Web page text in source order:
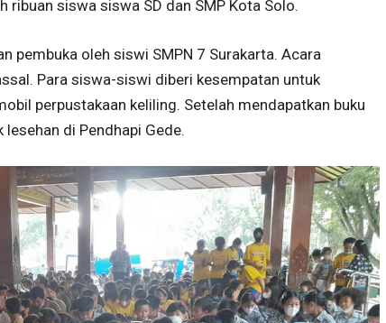
siswa siswa SD dan SMP Kota Solo.
pembuka oleh siswi SMPN 7 Surakarta. Acara
Para siswa-siswi diberi kesempatan untuk
perpustakaan keliling. Setelah mendapatkan buku
di Pendhapi Gede.